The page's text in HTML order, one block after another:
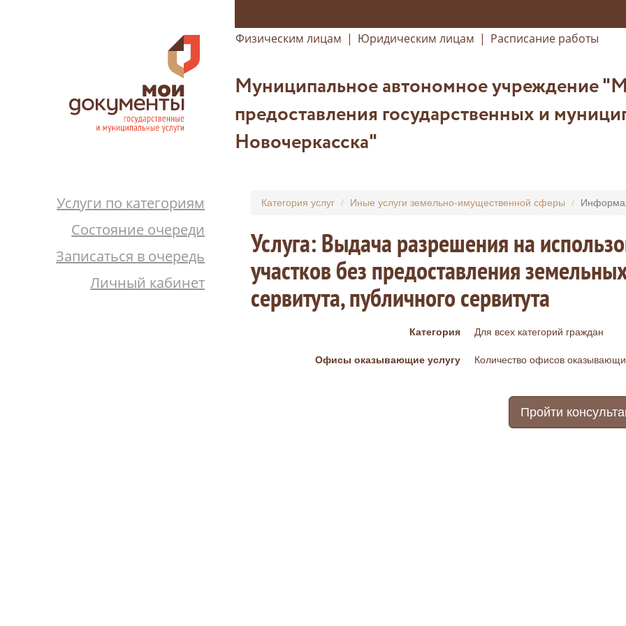
Физическим лицам | Юридическим лицам | Расписание работы
Муниципальное автономное учреждение
предоставления государственных и
Новочеркасска"
Услуги по категориям
Состояние очереди
Записаться в очередь
Личный кабинет
Категория услуг Иные услуги земельно-имущественной сферы
Услуга: Выдача разрешения на
участков без предоставления
сервитута, публичного сервитута
Категория Для всех категорий граждан
Офисы оказывающие услугу Количество офисов
Пройти